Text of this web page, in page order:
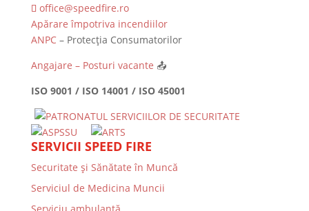
office@speedfire.ro
Apărare împotriva incendiilor
ANPC– Protecția Consumatorilor
Angajare – Posturi vacante 📤
ISO 9001 / ISO 14001 / ISO 45001
SERVICII SPEED FIRE
Securitate și Sănătate în Muncă
Serviciul de Medicina Muncii